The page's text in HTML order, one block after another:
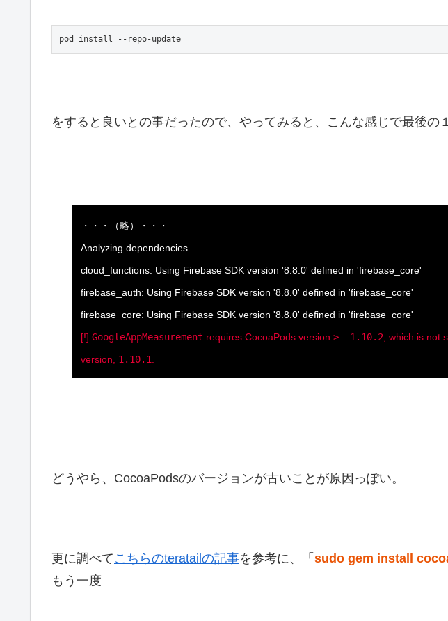
をすると良いとの事だったので、やってみると、こんな感じで最後の
・・・（略）・・・
Analyzing dependencies
cloud_functions: Using Firebase SDK version '8.8.0' defined in 'firebase_core'
firebase_auth: Using Firebase SDK version '8.8.0' defined in 'firebase_core'
firebase_core: Using Firebase SDK version '8.8.0' defined in 'firebase_core'
[!] GoogleAppMeasurement requires CocoaPods version >= 1.10.2 , which is not
version, 1.10.1
どうやら、CocoaPodsのバージョンが古いことが原因っぽい。
更に調べて こちらのteratailの記事を参考に、 「 sudo gem install
もう一度